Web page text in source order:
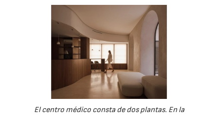
El centro médico consta de dos plantas. En la